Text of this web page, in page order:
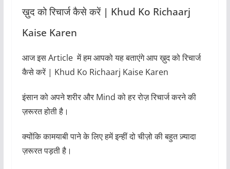
ख़ुद को रिचार्ज कैसे करें | Khud Ko Richaarj
Kaise Karen
आज इस Article में हम आपको यह बताएंगे आप ख़ुद को रिचार्ज
कैसे करें | Khud Ko Richaarj Kaise Karen
इंसान को अपने शरीर और Mind को हर रोज़ रिचार्ज करने की
ज़रूरत होती है।
क्योंकि कामयाबी पाने के लिए हमें इन्हीं दो चीज़ो की बहुत ज़्यादा
ज़रूरत पड़ती है।